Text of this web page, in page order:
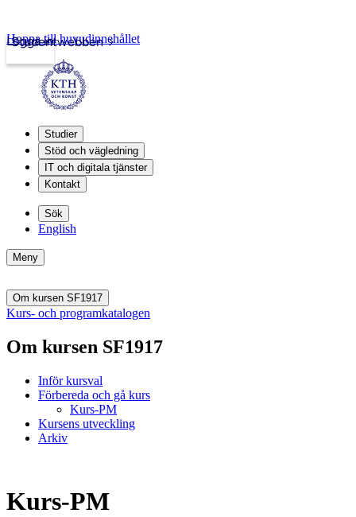
Studentwebben
Logga in
Hoppa till huvudinnehållet
Studier
Stöd och vägledning
IT och digitala tjänster
Kontakt
Sök
English
Meny
Om kursen SF1917
Kurs- och programkatalogen
Om kursen SF1917
Inför kursval
Förbereda och gå kurs
Kurs-PM
Kursens utveckling
Arkiv
Kurs-PM